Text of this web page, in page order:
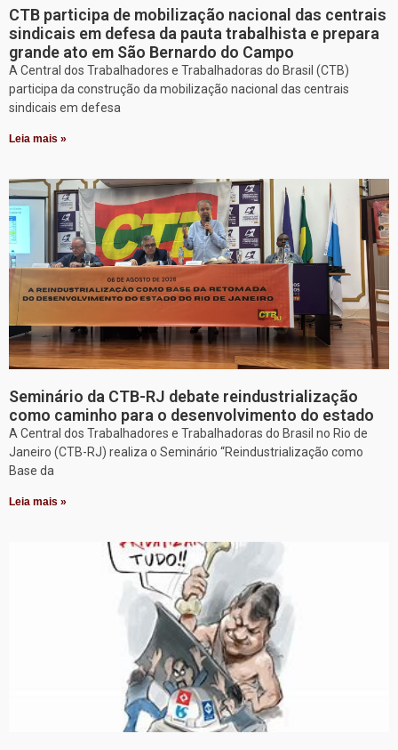
CTB participa de mobilização nacional das centrais
sindicais em defesa da pauta trabalhista e prepara
grande ato em São Bernardo do Campo
A Central dos Trabalhadores e Trabalhadoras do Brasil (CTB)
participa da construção da mobilização nacional das centrais
sindicais em defesa
Leia mais »
Seminário da CTB-RJ debate reindustrialização
como caminho para o desenvolvimento do estado
A Central dos Trabalhadores e Trabalhadoras do Brasil no Rio de
Janeiro (CTB-RJ) realiza o Seminário “Reindustrialização como
Base da
Leia mais »